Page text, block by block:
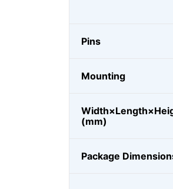
Pins
Mounting
(mm)
Package